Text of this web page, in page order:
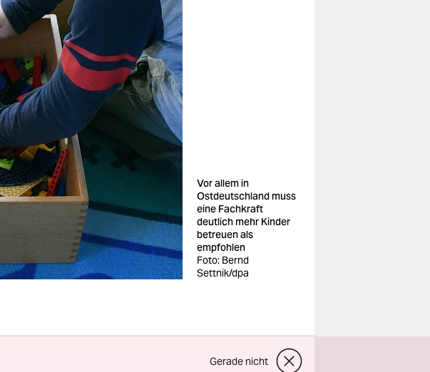
Vor allem in
Ostdeutschland muss
eine Fachkraft
deutlich mehr Kinder
betreuen als
empfohlen
Foto: Bernd
Settnik/dpa
Gerade nicht